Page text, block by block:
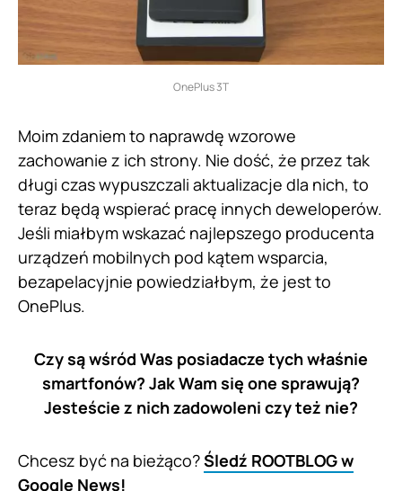
OnePlus 3T
Moim zdaniem to naprawdę wzorowe
zachowanie z ich strony. Nie dość, że przez tak
długi czas wypuszczali aktualizacje dla nich, to
teraz będą wspierać pracę innych deweloperów.
Jeśli miałbym wskazać najlepszego producenta
urządzeń mobilnych pod kątem wsparcia,
bezapelacyjnie powiedziałbym, że jest to
OnePlus.
Czy są wśród Was posiadacze tych właśnie
smartfonów? Jak Wam się one sprawują?
Jesteście z nich zadowoleni czy też nie?
Chcesz być na bieżąco?Śledź ROOTBLOG w
Google News!